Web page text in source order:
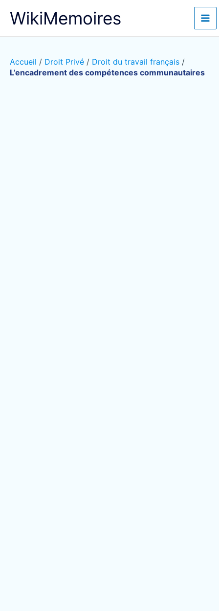
WikiMemoires
Accueil / Droit Privé / Droit du travail français /
L’encadrement des compétences communautaires